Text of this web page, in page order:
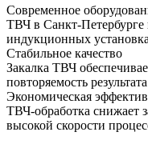
Современное
ТВЧ в Санкт-Петербурге
индукционных
Стабильное качество
Закалка ТВЧ
повторяемость
Экономическая
ТВЧ-обработка снижает
высокой скорости